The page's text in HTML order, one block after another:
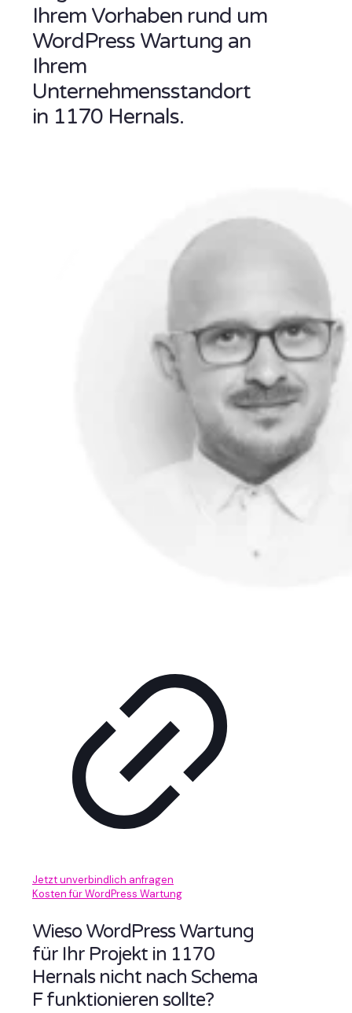
Ihrem Vorhaben rund um
WordPress Wartung an
Ihrem
Unternehmensstandort
in 1170 Hernals.
Jetzt unverbindlich anfragen
Kosten für WordPress Wartung
Wieso WordPress Wartung
für Ihr Projekt in 1170
Hernals nicht nach Schema
F funktionieren sollte?